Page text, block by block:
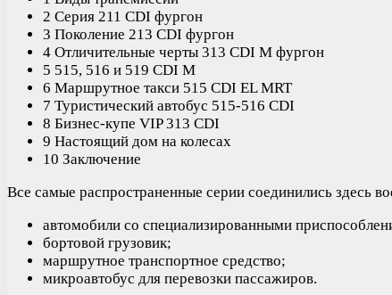
2 Серия 211 CDI фургон
3 Поколение 213 CDI фургон
4 Отличительные черты 313 CDI M фургон
5 515, 516 и 519 CDI M
6 Маршрутное такси 515 CDI EL MRT
7 Туристический автобус 515-516 CDI
8 Бизнес-купе VIP 313 CDI
9 Настоящий дом на колесах
10 Заключение
Все самые распространенные серии соединились здесь
автомобили со специализированными
бортовой грузовик;
маршрутное транспортное средство;
микроавтобус для перевозки пассажиров.